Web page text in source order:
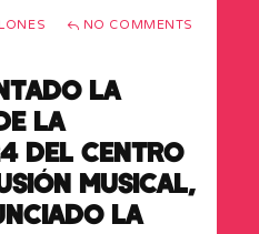
NO COMMENTS
LA
LA
DEL CENTRO
MUSICAL,
LA